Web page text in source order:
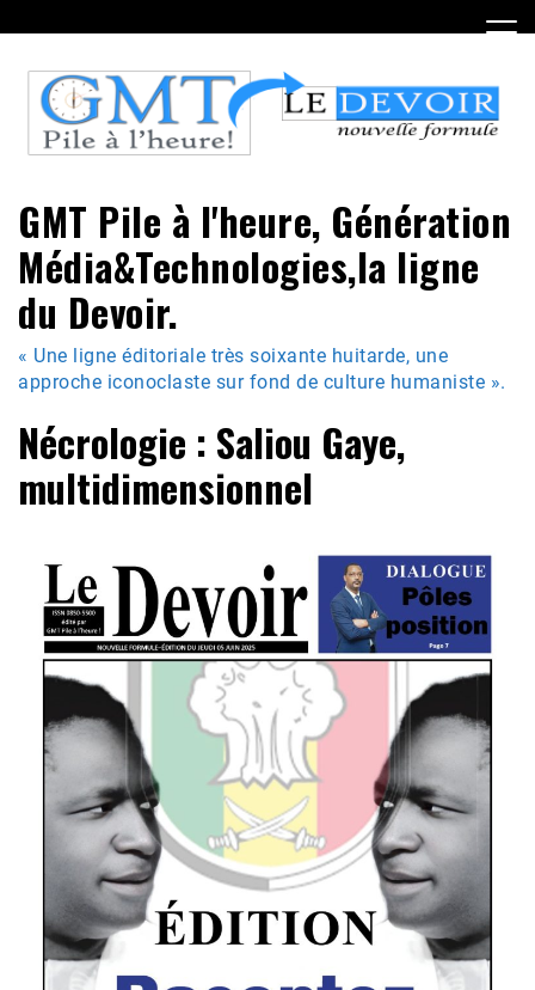
to
content
GMT Pile à l'heure, Génération
Média&Technologies,la ligne
du Devoir.
« Une ligne éditoriale très soixante huitarde, une
approche iconoclaste sur fond de culture humaniste ».
Nécrologie : Saliou Gaye,
multidimensionnel